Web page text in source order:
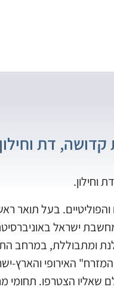
דת וחילון
וחילון.
בעל תואר
ישראל באוניברסיטת
ומתבוללת, במרחב
ואל "המזרח" האירופי
שאליו הצטרפו.